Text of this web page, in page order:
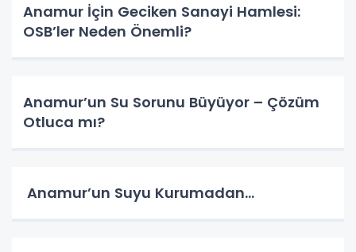
Anamur İçin Geciken Sanayi Hamlesi:
OSB’ler Neden Önemli?
Anamur’un Su Sorunu Büyüyor – Çözüm
Otluca mı?
Anamur’un Suyu Kurumadan…